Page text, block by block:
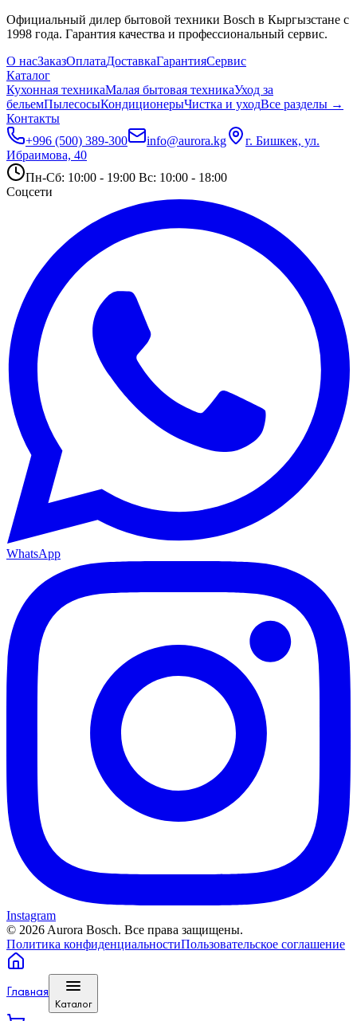
Официальный дилер бытовой техники Bosch в Кыргызстане с
1998 года. Гарантия качества и профессиональный сервис.
О насЗаказОплатаДоставкаГарантияСервис
Каталог
Кухонная техникаМалая бытовая техникаУход за
бельемПылесосыКондиционерыЧистка и уходВсе разделы →
Контакты
+996 (500) 389-300
info@aurora.kg
г. Бишкек, ул.
Ибраимова, 40
Пн-Сб: 10:00 - 19:00 Вс: 10:00 - 18:00
Соцсети
WhatsApp
Instagram
© 2026 Aurora Bosch. Все права защищены.
Политика конфиденциальностиПользовательское соглашение
Главная
Каталог